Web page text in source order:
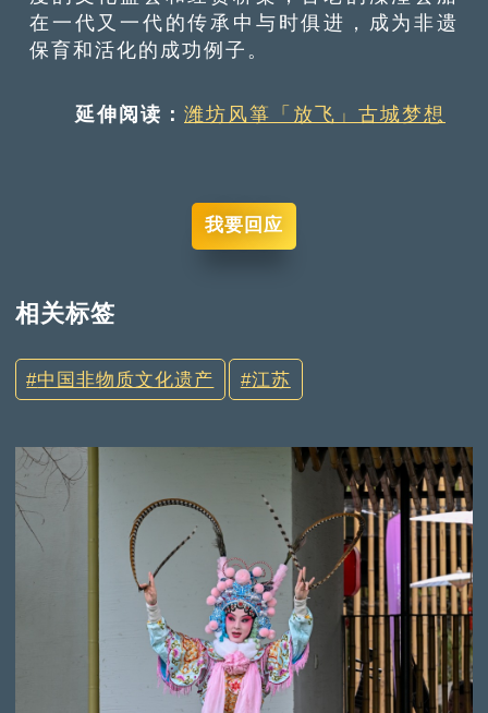
在一代又一代的传承中与时俱进，成为非遗
保育和活化的成功例子。
延伸阅读：潍坊风箏「放飞」古城梦想
我要回应
相关标签
中国非物质文化遗产 江苏